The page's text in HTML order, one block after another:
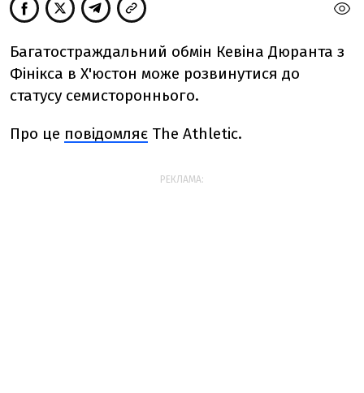
Багатостраждальний обмін Кевіна Дюранта з
Фінікса в Х'юстон може розвинутися до
статусу семистороннього.
Про це повідомляє The Athletic.
РЕКЛАМА: